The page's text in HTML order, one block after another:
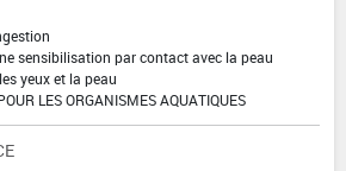
sensibilisation par contact avec la peau
yeux et la peau
LES ORGANISMES AQUATIQUES